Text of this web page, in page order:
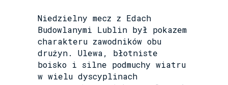
Niedzielny mecz z Edach
Budowlanymi Lublin był pokazem
charakteru zawodników obu
drużyn. Ulewa, błotniste
boisko i silne podmuchy wiatru
w wielu dyscyplinach